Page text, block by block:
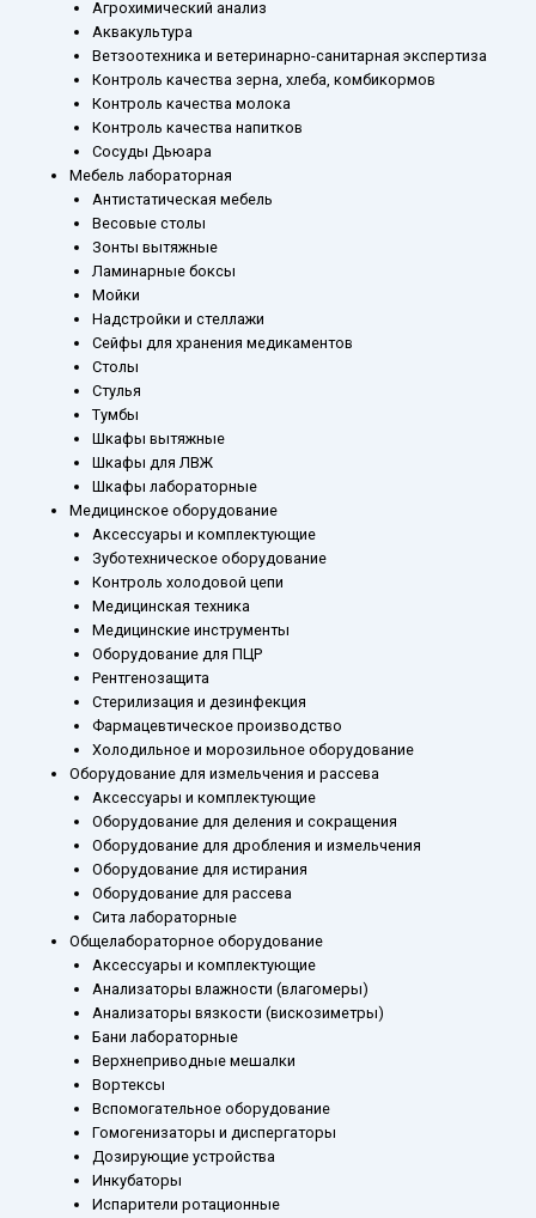
Агрохимический анализ
Аквакультура
Ветзоотехника и ветеринарно-санитарная экспертиза
Контроль качества зерна, хлеба, комбикормов
Контроль качества молока
Контроль качества напитков
Сосуды Дьюара
Мебель лабораторная
Антистатическая мебель
Весовые столы
Зонты вытяжные
Ламинарные боксы
Мойки
Надстройки и стеллажи
Сейфы для хранения медикаментов
Столы
Стулья
Тумбы
Шкафы вытяжные
Шкафы для ЛВЖ
Шкафы лабораторные
Медицинское оборудование
Аксессуары и комплектующие
Зуботехническое оборудование
Контроль холодовой цепи
Медицинская техника
Медицинские инструменты
Оборудование для ПЦР
Рентгенозащита
Стерилизация и дезинфекция
Фармацевтическое производство
Холодильное и морозильное оборудование
Оборудование для измельчения и рассева
Аксессуары и комплектующие
Оборудование для деления и сокращения
Оборудование для дробления и измельчения
Оборудование для истирания
Оборудование для рассева
Сита лабораторные
Общелабораторное оборудование
Аксессуары и комплектующие
Анализаторы влажности (влагомеры)
Анализаторы вязкости (вискозиметры)
Бани лабораторные
Верхнеприводные мешалки
Вортексы
Вспомогательное оборудование
Гомогенизаторы и диспергаторы
Дозирующие устройства
Инкубаторы
Испарители ротационные